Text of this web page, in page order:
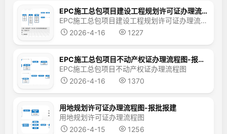
EPC施工总包项目建设工程规划许可证办理流程图-报批报建
EPC施工总包项目建设工程规划许可证办理流程图
2026-4-16
1227
EPC施工总包项目不动产权证办理流程图-报批报建
EPC施工总包项目不动产权证办理流程图
2026-4-16
1370
用地规划许可证办理流程图-报批报建
用地规划许可证办理流程图
2026-4-15
1256